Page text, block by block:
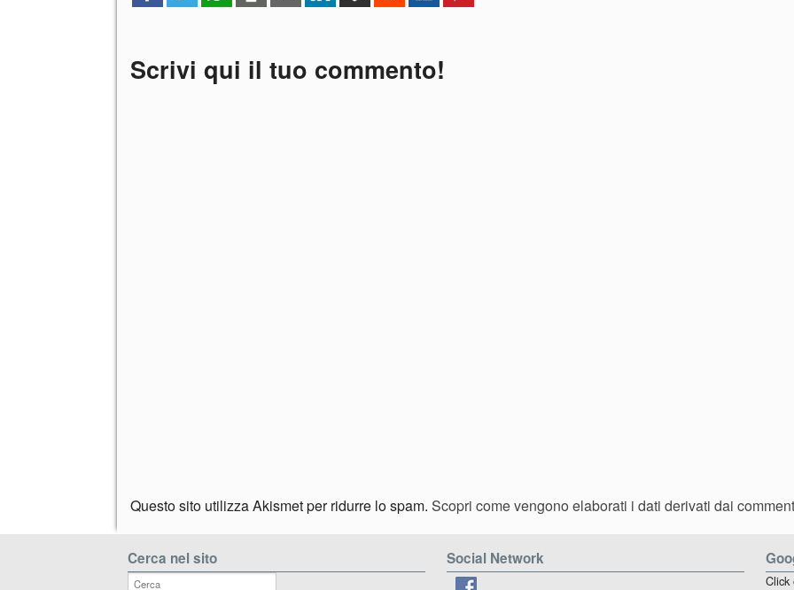
Scrivi qui il tuo commento!
Questo sito utilizza Akismet per ridurre lo spam. Scopri come vengono elaborati i dati derivati dai
Cerca nel sito Social Network
Click